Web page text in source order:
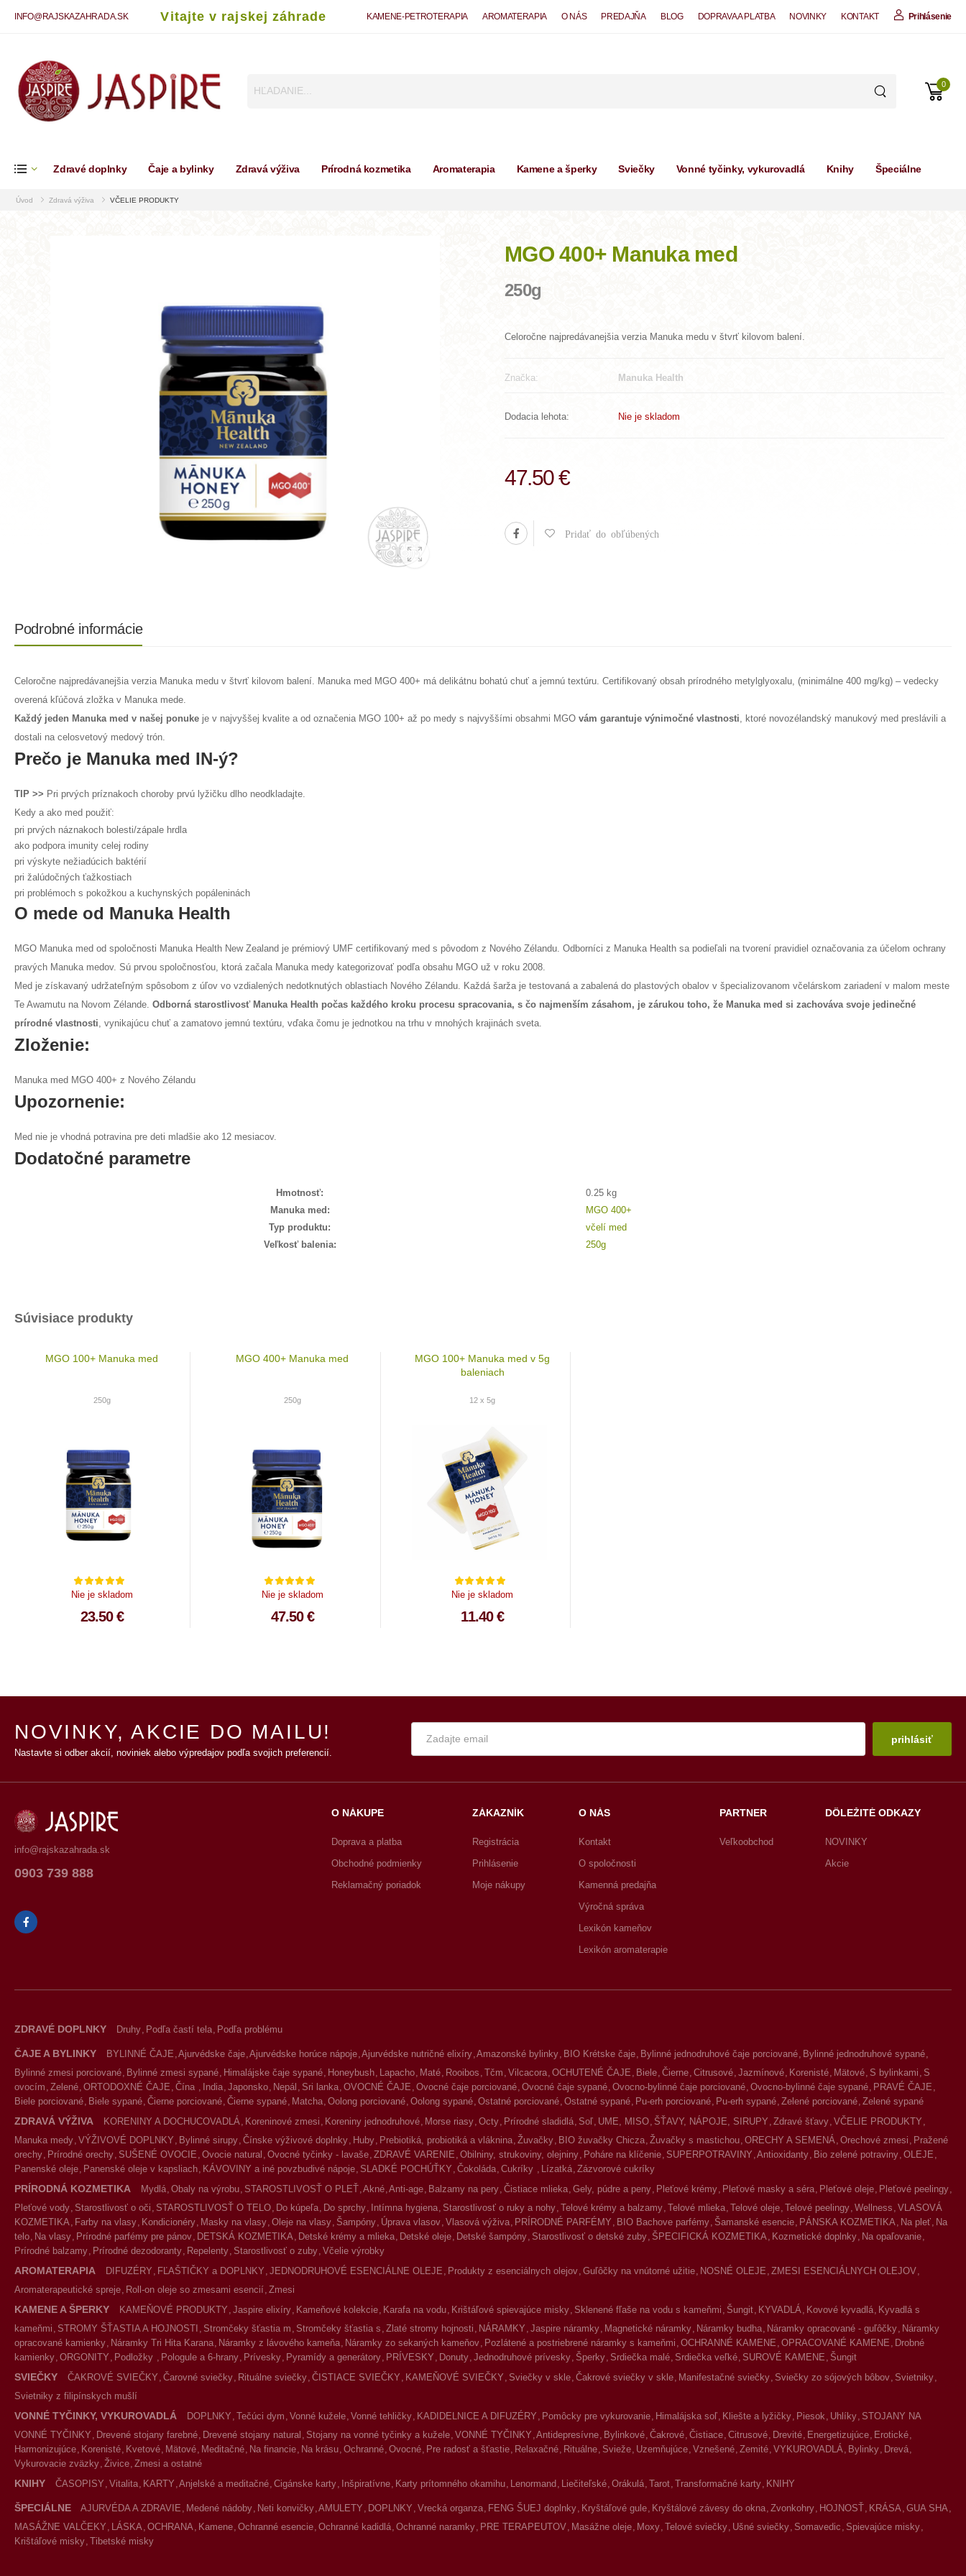
INFO@RAJSKAZAHRADA.SK Vitajte v rajskej záhrade KAMENE-PETROTERAPIA AROMATERAPIA O NÁS PREDAJŇA BLOG DOPRAVA A PLATBA NOVINKY KONTAKT Prihlásenie
0
Zdravé doplnky Čaje a bylinky Zdravá výživa Prírodná kozmetika Aromaterapia Kamene a šperky Sviečky Vonné tyčinky, vykurovadlá Knihy Špeciálne
Úvod Zdravá výživa VČELIE PRODUKTY
MGO 400+ Manuka med
250g
Celoročne najpredávanejšia verzia Manuka medu v štvrť kilovom balení.
Značka: Manuka Health
Dodacia lehota: Nie je skladom
47.50 €
Pridať do obľúbených
Podrobné informácie
Celoročne najpredávanejšia verzia Manuka medu v štvrť kilovom balení. Manuka med MGO 400+ má delikátnu bohatú chuť a jemnú textúru. Certifikovaný obsah prírodného metylglyoxalu, (minimálne 400 mg/kg) – vedecky
overená kľúčová zložka v Manuka mede.
Každý jeden Manuka med v našej ponuke je v najvyššej kvalite a od označenia MGO 100+ až po medy s najvyššími obsahmi MGO vám garantuje výnimočné vlastnosti, ktoré novozélandský manukový med preslávili a
dostali na celosvetový medový trón.
Prečo je Manuka med IN-ý?
TIP >> Pri prvých príznakoch choroby prvú lyžičku dlho neodkladajte.
Kedy a ako med použiť:
pri prvých náznakoch bolesti/zápale hrdla
ako podpora imunity celej rodiny
pri výskyte nežiadúcich baktérií
pri žalúdočných ťažkostiach
pri problémoch s pokožkou a kuchynských popáleninách
O mede od Manuka Health
MGO Manuka med od spoločnosti Manuka Health New Zealand je prémiový UMF certifikovaný med s pôvodom z Nového Zélandu. Odborníci z Manuka Health sa podieľali na tvorení pravidiel označovania za účelom ochrany
pravých Manuka medov. Sú prvou spoločnosťou, ktorá začala Manuka medy kategorizovať podľa obsahu MGO už v roku 2008.
Med je získavaný udržateľným spôsobom z úľov vo vzdialených nedotknutých oblastiach Nového Zélandu. Každá šarža je testovaná a zabalená do plastových obalov v špecializovanom včelárskom zariadení v malom meste
Te Awamutu na Novom Zélande. Odborná starostlivosť Manuka Health počas každého kroku procesu spracovania, s čo najmenším zásahom, je zárukou toho, že Manuka med si zachováva svoje jedinečné
prírodné vlastnosti, vynikajúcu chuť a zamatovo jemnú textúru, vďaka čomu je jednotkou na trhu v mnohých krajinách sveta.
Zloženie:
Manuka med MGO 400+ z Nového Zélandu
Upozornenie:
Med nie je vhodná potravina pre deti mladšie ako 12 mesiacov.
Dodatočné parametre
Hmotnosť:
0.25 kg
Manuka med:
MGO 400+
Typ produktu:
včelí med
Veľkosť balenia:
250g
Súvisiace produkty
MGO 100+ Manuka med
250g
Nie je skladom
23.50 €
MGO 400+ Manuka med
250g
Nie je skladom
47.50 €
MGO 100+ Manuka med v 5g
baleniach
12 x 5g
Nie je skladom
11.40 €
NOVINKY, AKCIE DO MAILU!
Nastavte si odber akcií, noviniek alebo výpredajov podľa svojich preferencií.
prihlásiť
info@rajskazahrada.sk
0903 739 888
O NÁKUPE
Doprava a platba
Obchodné podmienky
Reklamačný poriadok
ZÁKAZNÍK
Registrácia
Prihlásenie
Moje nákupy
O NÁS
Kontakt
O spoločnosti
Kamenná predajňa
Výročná správa
Lexikón kameňov
Lexikón aromaterapie
PARTNER
Veľkoobchod
DÔLEŽITÉ ODKAZY
NOVINKY
Akcie
ZDRAVÉ DOPLNKY Druhy Podľa častí tela Podľa problému
ČAJE A BYLINKY BYLINNÉ ČAJE Ajurvédske čaje Ajurvédske horúce nápoje Ajurvédske nutričné elixíry Amazonské bylinky BIO Krétske čaje Bylinné jednodruhové čaje porciované Bylinné jednodruhové sypané
Bylinné zmesi porciované Bylinné zmesi sypané Himalájske čaje sypané Honeybush Lapacho Maté Rooibos Tčm Vilcacora OCHUTENÉ ČAJE Biele Čierne Citrusové Jazmínové Korenisté Mätové S bylinkami S
ovocím Zelené ORTODOXNÉ ČAJE Čína India Japonsko Nepál Sri lanka OVOCNÉ ČAJE Ovocné čaje porciované Ovocné čaje sypané Ovocno-bylinné čaje porciované Ovocno-bylinné čaje sypané PRAVÉ ČAJE
Biele porciované Biele sypané Čierne porciované Čierne sypané Matcha Oolong porciované Oolong sypané Ostatné porciované Ostatné sypané Pu-erh porciované Pu-erh sypané Zelené porciované Zelené sypané
ZDRAVÁ VÝŽIVA KORENINY A DOCHUCOVADLÁ Koreninové zmesi Koreniny jednodruhové Morse riasy Octy Prírodné sladidlá Soľ UME, MISO ŠŤAVY, NÁPOJE, SIRUPY Zdravé šťavy VČELIE PRODUKTY
Manuka medy VÝŽIVOVÉ DOPLNKY Bylinné sirupy Čínske výživové doplnky Huby Prebiotiká, probiotiká a vláknina Žuvačky BIO žuvačky Chicza Žuvačky s mastichou ORECHY A SEMENÁ Orechové zmesi
Pražené
orechy Prírodné orechy SUŠENÉ OVOCIE Ovocie natural Ovocné tyčinky - lavaše ZDRAVÉ VARENIE Obilniny, strukoviny, olejniny Poháre na klíčenie SUPERPOTRAVINY Antioxidanty Bio zelené potraviny OLEJE
Panenské oleje Panenské oleje v kapsliach KÁVOVINY a iné povzbudivé nápoje SLADKÉ POCHÚŤKY Čokoláda Cukríky Lízatká Zázvorové cukríky
PRÍRODNÁ KOZMETIKA Mydlá Obaly na výrobu STAROSTLIVOSŤ O PLEŤ Akné Anti-age Balzamy na pery Čistiace mlieka Gely, púdre a peny Pleťové krémy Pleťové masky a séra Pleťové oleje Pleťové peelingy
Pleťové vody Starostlivosť o oči STAROSTLIVOSŤ O TELO Do kúpeľa Do sprchy Intímna hygiena Starostlivosť o ruky a nohy Telové krémy a balzamy Telové mlieka Telové oleje Telové peelingy Wellness VLASOVÁ
KOZMETIKA Farby na vlasy Kondicionéry Masky na vlasy Oleje na vlasy Šampóny Úprava vlasov Vlasová výživa PRÍRODNÉ PARFÉMY BIO Bachove parfémy Šamanské esencie PÁNSKA KOZMETIKA Na pleť Na
telo Na vlasy Prírodné parfémy pre pánov DETSKÁ KOZMETIKA Detské krémy a mlieka Detské oleje Detské šampóny Starostlivosť o detské zuby ŠPECIFICKÁ KOZMETIKA Kozmetické doplnky Na opaľovanie
Prírodné balzamy Prírodné dezodoranty Repelenty Starostlivosť o zuby Včelie výrobky
AROMATERAPIA DIFUZÉRY FĽAŠTIČKY a DOPLNKY JEDNODRUHOVÉ ESENCIÁLNE OLEJE Produkty z esenciálnych olejov Guľôčky na vnútorné užitie NOSNÉ OLEJE ZMESI ESENCIÁLNYCH OLEJOV
Aromaterapeutické spreje Roll-on oleje so zmesami esencií Zmesi
KAMENE A ŠPERKY KAMEŇOVÉ PRODUKTY Jaspire elixíry Kameňové kolekcie Karafa na vodu Krištáľové spievajúce misky Sklenené fľaše na vodu s kameňmi Šungit KYVADLÁ Kovové kyvadlá Kyvadlá s
kameňmi STROMY ŠŤASTIA A HOJNOSTI Stromčeky šťastia m Stromčeky šťastia s Zlaté stromy hojnosti NÁRAMKY Jaspire náramky Magnetické náramky Náramky budha Náramky opracované - guľôčky Náramky
opracované kamienky Náramky Tri Hita Karana Náramky z lávového kameňa Náramky zo sekaných kameňov Pozlátené a postriebrené náramky s kameňmi OCHRANNÉ KAMENE OPRACOVANÉ KAMENE
Drobné
kamienky ORGONITY Podložky Pologule a 6-hrany Prívesky Pyramídy a generátory PRÍVESKY Donuty Jednodruhové prívesky Šperky Srdiečka malé Srdiečka veľké SUROVÉ KAMENE Šungit
SVIEČKY ČAKROVÉ SVIEČKY Čarovné sviečky Rituálne sviečky ČISTIACE SVIEČKY KAMEŇOVÉ SVIEČKY Sviečky v skle Čakrové sviečky v skle Manifestačné sviečky Sviečky zo sójových bôbov Svietniky
Svietniky z filipínskych mušlí
VONNÉ TYČINKY, VYKUROVADLÁ DOPLNKY Tečúci dym Vonné kužele Vonné tehličky KADIDELNICE A DIFUZÉRY Pomôcky pre vykurovanie Himalájska soľ Kliešte a lyžičky Piesok Uhlíky STOJANY NA
VONNÉ TYČINKY
Drevené stojany farebné Drevené stojany natural Stojany na vonné tyčinky a kužele VONNÉ TYČINKY Antidepresívne Bylinkové Čakrové Čistiace Citrusové Drevité Energetizujúce Erotické
Harmonizujúce Korenisté Kvetové Mätové Meditačné Na financie Na krásu Ochranné Ovocné Pre radosť a šťastie Relaxačné Rituálne Svieže Uzemňujúce Vznešené Zemité VYKUROVADLÁ Bylinky Drevá
Vykurovacie zväzky Živice Zmesi a ostatné
KNIHY ČASOPISY Vitalita KARTY Anjelské a meditačné Cigánske karty Inšpiratívne Karty prítomného okamihu Lenormand Liečiteľské Orákulá Tarot Transformačné karty KNIHY
ŠPECIÁLNE AJURVÉDA A ZDRAVIE Medené nádoby Neti konvičky AMULETY DOPLNKY Vrecká organza FENG ŠUEJ doplnky Kryštáľové gule Kryštálové závesy do okna Zvonkohry HOJNOSŤ KRÁSA GUA SHA
MASÁŽNE VALČEKY
LÁSKA OCHRANA Kamene Ochranné esencie Ochranné kadidlá Ochranné naramky PRE TERAPEUTOV Masážne oleje Moxy Telové sviečky Ušné sviečky Somavedic Spievajúce misky
Krištáľové misky Tibetské misky